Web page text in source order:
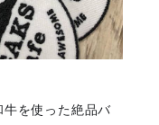
を使った絶品バ